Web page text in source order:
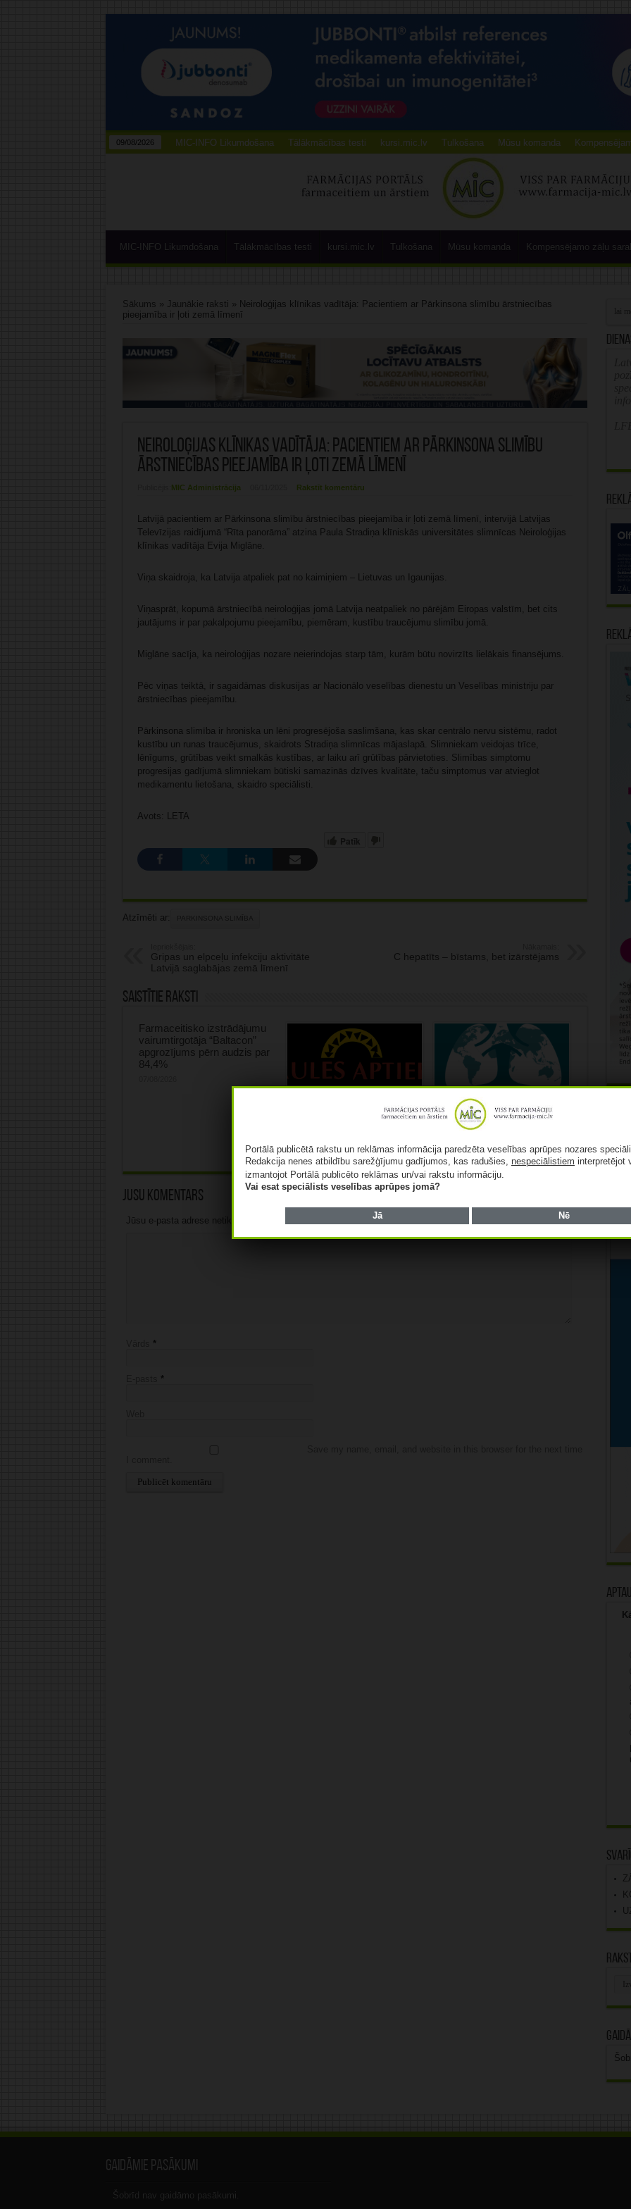
09/08/2026 MIC-INFO Likumdošana Tālākmācības testi kursi.mic.lv Tulkošana Mūsu komanda
MIC-INFO Likumdošana Tālākmācības testi kursi.mic.lv Tulkošana Mūsu komanda Kompensējamo zāļu
Sākums » Jaunākie raksti » Neiroloģijas klīnikas vadītāja: Pacientiem ar Pārkinsona slimību ārstniecības
pieejamība ir ļoti zemā līmenī
Neiroloģijas klīnikas vadītāja: Pacientiem ar Pārkinsona slimību
ārstniecības pieejamība ir ļoti zemā līmenī
MIC Administrācija Rakstīt komentāru
Latvijā pacientiem ar Pārkinsona slimību ārstniecības pieejamība ir ļoti zemā līmenī, intervijā Latvijas
Televīzijas raidījumā “Rīta panorāma” atzina Paula Stradiņa klīniskās universitātes slimnīcas Neiroloģijas
klīnikas vadītāja Evija Miglāne.
Viņa skaidroja, ka Latvija atpaliek pat no kaimiņiem – Lietuvas un Igaunijas.
Viņasprāt, kopumā ārstniecībā neiroloģijas jomā Latvija neatpaliek no pārējām Eiropas valstīm, bet cits
jautājums ir par pakalpojumu pieejamību, piemēram, kustību traucējumu slimību jomā.
Miglāne sacīja, ka neiroloģijas nozare neierindojas starp tām, kurām būtu novirzīts lielākais finansējums.
Pēc viņas teiktā, ir sagaidāmas diskusijas ar Nacionālo veselības dienestu un Veselības ministriju par
ārstniecības pieejamību.
Pārkinsona slimība ir hroniska un lēni progresējoša saslimšana, kas skar centrālo nervu sistēmu, radot
kustību un runas traucējumus, skaidrots Stradiņa slimnīcas mājaslapā. Slimniekam veidojas trīce,
lēnīgums, grūtības veikt smalkās kustības, ar laiku arī grūtības pārvietoties. Slimības simptomu
progresijas gadījumā slimniekam būtiski samazinās dzīves kvalitāte, taču simptomus var atvieglot
medikamentu lietošana, skaidro speciālisti.
Avots: LETA
Patīk
Atzīmēti ar: PARKINSONA SLIMĪBA
Gripas un elpceļu infekciju aktivitāte
Latvijā saglabājas zemā līmenī
C hepatīts – bīstams, bet izārstējams
Saistītie raksti
Farmaceitisko izstrādājumu
vairumtirgotāja “Baltacon”
apgrozījums pērn audzis par
84,4%
apgrozījums pērn pieaudzis
Mediķu un līdzcilvēku
atbalsts ir vienlīdz svarīgi
tuberkulozes ārstēšanā
Jūsu komentārs
Jūsu e-pasta adrese netiks publicēta.Atzīmētie lauki ir obligāti*
*
*
Gaidāmie pasākumi
Šobrīd nav gaidāmo pasākumi.
Portālā publicētā rakstu un reklāmas informācija paredzēta veselības aprūpes nozares
Redakcija nenes atbildību sarežģījumu gadījumos, kas radušies,nespeciālistiem interpretējot
izmantojot Portālā publicēto reklāmas un/vai rakstu informāciju.
Vai esat speciālists veselības aprūpes jomā?
Jā Nē